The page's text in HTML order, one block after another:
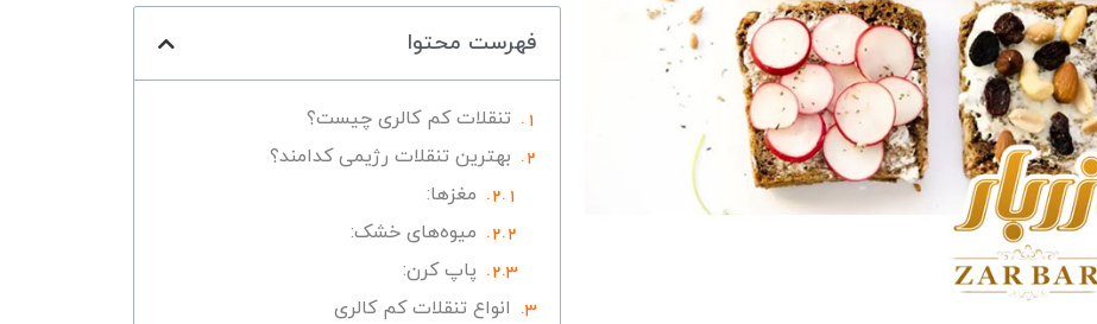
فهرست محتوا
تنقلات کم کالری چیست؟
بهترین تنقلات رژیمی کدامند؟
مغزها:
میوه‌های خشک:
پاپ کرن:
انواع تنقلات کم کالری